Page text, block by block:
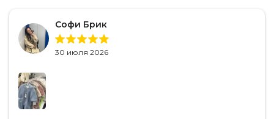
Софи Брик
30 июля 2026